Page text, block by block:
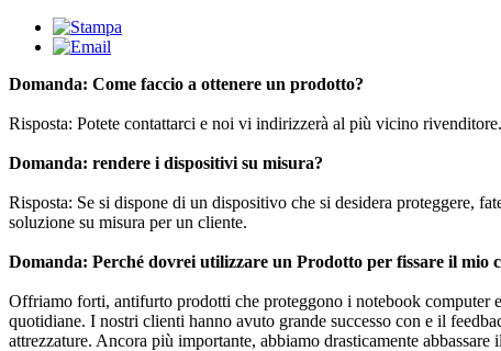
Domanda: Come faccio a ottenere un prodotto?
Risposta: Potete contattarci e noi vi indirizzerà al più vicino rivenditore.
Domanda: rendere i dispositivi su misura?
Risposta: Se si dispone di un dispositivo che si desidera proteggere,
soluzione su misura per un cliente.
Domanda: Perché dovrei utilizzare un Prodotto per fissare il
Offriamo forti, antifurto prodotti che proteggono i notebook computer
quotidiane. I nostri clienti hanno avuto grande successo con e il
attrezzature. Ancora più importante, abbiamo drasticamente